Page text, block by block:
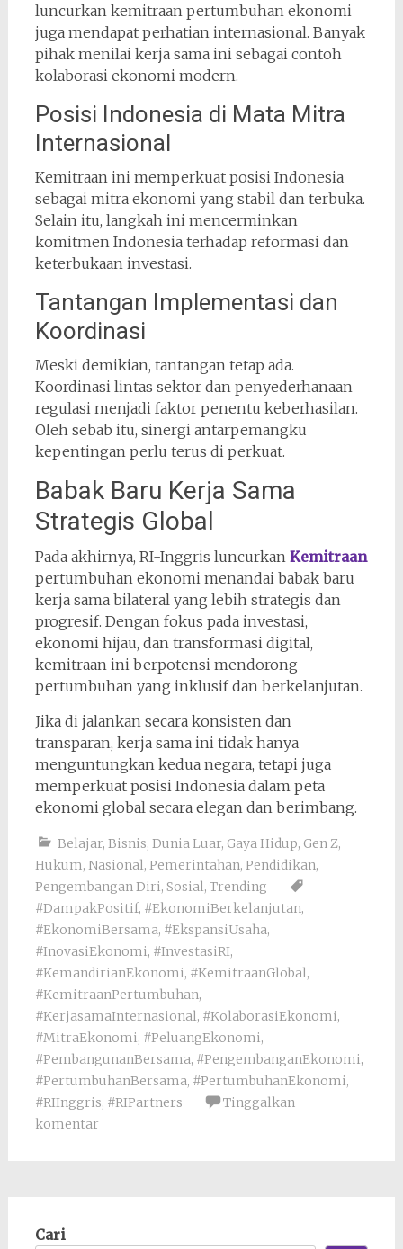
luncurkan kemitraan pertumbuhan ekonomi
juga mendapat perhatian internasional. Banyak
pihak menilai kerja sama ini sebagai contoh
kolaborasi ekonomi modern.
Posisi Indonesia di Mata Mitra
Internasional
Kemitraan ini memperkuat posisi Indonesia
sebagai mitra ekonomi yang stabil dan terbuka.
Selain itu, langkah ini mencerminkan
komitmen Indonesia terhadap reformasi dan
keterbukaan investasi.
Tantangan Implementasi dan
Koordinasi
Meski demikian, tantangan tetap ada.
Koordinasi lintas sektor dan penyederhanaan
regulasi menjadi faktor penentu keberhasilan.
Oleh sebab itu, sinergi antarpemangku
kepentingan perlu terus di perkuat.
Babak Baru Kerja Sama
Strategis Global
Pada akhirnya, RI-Inggris luncurkan Kemitraan
pertumbuhan ekonomi menandai babak baru
kerja sama bilateral yang lebih strategis dan
progresif. Dengan fokus pada investasi,
ekonomi hijau, dan transformasi digital,
kemitraan ini berpotensi mendorong
pertumbuhan yang inklusif dan berkelanjutan.
Jika di jalankan secara konsisten dan
transparan, kerja sama ini tidak hanya
menguntungkan kedua negara, tetapi juga
memperkuat posisi Indonesia dalam peta
ekonomi global secara elegan dan berimbang.
Belajar, Bisnis, Dunia Luar, Gaya Hidup, Gen Z,
Hukum, Nasional, Pemerintahan, Pendidikan,
Pengembangan Diri, Sosial, Trending
#DampakPositif, #EkonomiBerkelanjutan,
#EkonomiBersama, #EkspansiUsaha,
#InovasiEkonomi, #InvestasiRI,
#KemandirianEkonomi, #KemitraanGlobal,
#KemitraanPertumbuhan,
#KerjasamaInternasional, #KolaborasiEkonomi,
#MitraEkonomi, #PeluangEkonomi,
#PembangunanBersama, #PengembanganEkonomi,
#PertumbuhanBersama, #PertumbuhanEkonomi,
#RIInggris, #RIPartners
Tinggalkan
komentar
Cari